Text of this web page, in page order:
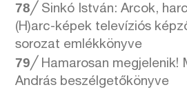
78╱ Sinkó István: Arcok,
(H)arc-képek televíziós
sorozat emlékkönyve
79╱ Hamarosan megjelenik!
András beszélgetőkönyve